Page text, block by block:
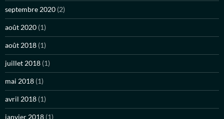
septembre 2020 (2)
août 2020 (1)
août 2018 (1)
juillet 2018 (1)
mai 2018 (1)
avril 2018 (1)
janvier 2018 (1)